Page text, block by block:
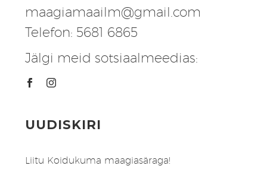
maagiamaailm@gmail.com
Telefon: 5681 6865
Jälgi meid sotsiaalmeedias:
UUDISKIRI
Liitu Koidukuma maagiasäraga!